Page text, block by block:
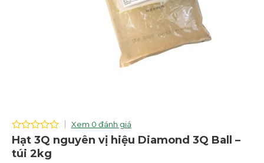
0
out
of
Xem 0 đánh giá
Hạt 3Q nguyên vị hiệu Diamond 3Q Ball –
túi 2kg